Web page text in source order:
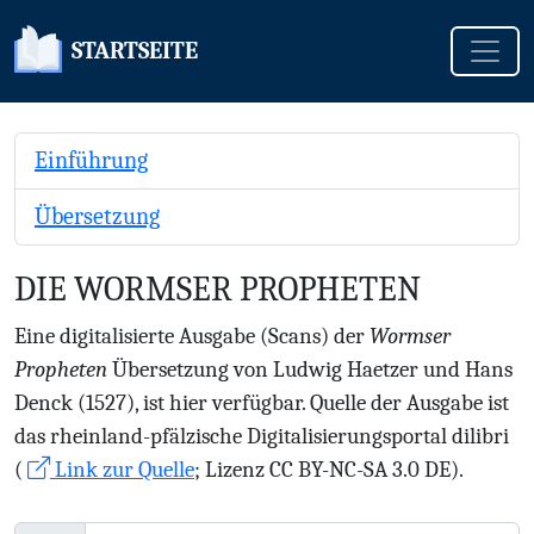
STARTSEITE
Einführung
Übersetzung
DIE WORMSER PROPHETEN
Eine digitalisierte Ausgabe (Scans) der Wormser
ProphetenÜbersetzung von Ludwig Haetzer und Hans
Denck (1527), ist hier verfügbar. Quelle der Ausgabe ist
das rheinland-pfälzische Digitalisierungsportal dilibri
(
Link zur Quelle; Lizenz CC BY-NC-SA 3.0 DE).